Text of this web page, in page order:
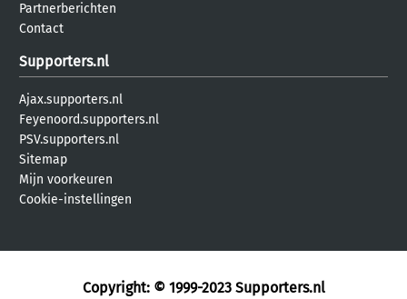
Partnerberichten
Contact
Supporters.nl
Ajax.supporters.nl
Feyenoord.supporters.nl
PSV.supporters.nl
Sitemap
Mijn voorkeuren
Cookie-instellingen
Copyright: © 1999-2023 Supporters.nl